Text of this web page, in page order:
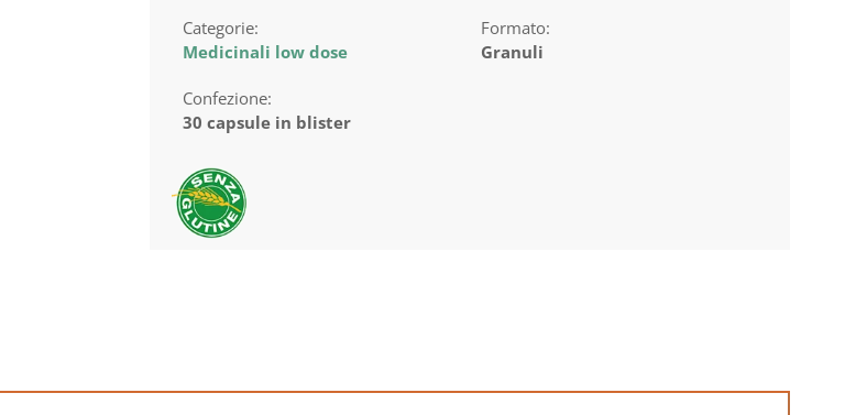
Categorie:
Medicinali low dose
Formato:
Granuli
Confezione:
30 capsule in blister